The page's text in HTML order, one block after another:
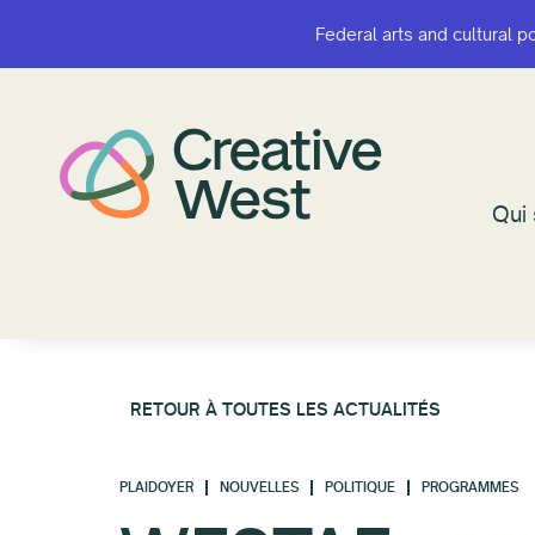
Federal arts and cultural
Qui
Federal arts and cultural
Qui
RETOUR À TOUTES LES ACTUALITÉS
PLAIDOYER NOUVELLES POLITIQUE PROGRAMMES